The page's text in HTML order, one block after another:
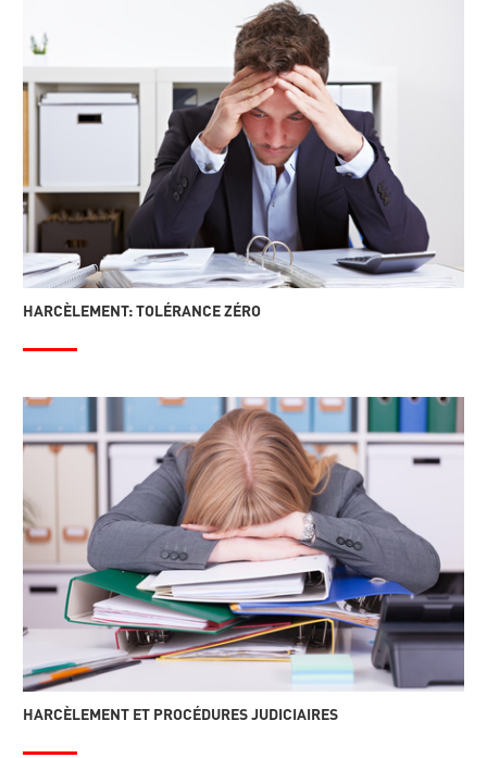
HARCÈLEMENT: TOLÉRANCE ZÉRO
HARCÈLEMENT ET PROCÉDURES JUDICIAIRES